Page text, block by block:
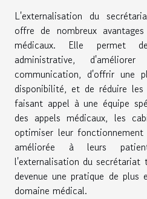
L'externalisation du
offre de nombreux
médicaux. Elle permet
administrative,
communication, d'offrir une
disponibilité, et de réduire
faisant appel à une équipe
des appels médicaux, les
optimiser leur
améliorée à leurs
l'externalisation du secrétariat
devenue une pratique de plus
domaine médical.